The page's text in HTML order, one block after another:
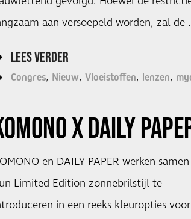
aan versoepeld worden, zal de
LEES VERDER
Congres Nieuw Vloeistoffen lenzen
X DAILY
en DAILY PAPER werken
Limited Edition zonnebrilstijl te
in een reeks kleuropties voor